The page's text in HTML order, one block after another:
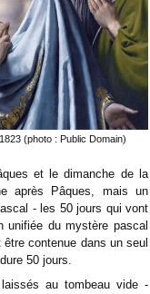
(photo : Public Domain)
et le dimanche de la
après Pâques, mais un
- les 50 jours qui vont
unifiée du mystère pascal
contenue dans un seul
50 jours.
au tombeau vide -